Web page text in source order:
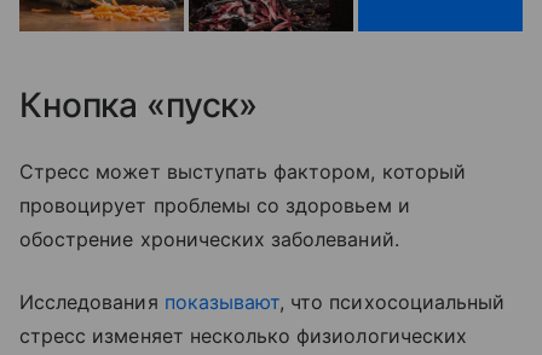
Кнопка «пуск»
Стресс может выступать фактором, который
провоцирует проблемы со здоровьем и
обострение хронических заболеваний.
Исследования показывают, что психосоциальный
стресс изменяет несколько физиологических